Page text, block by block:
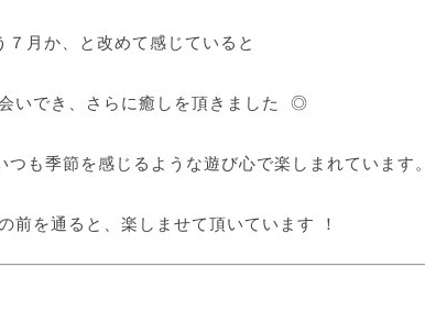
月か、と改めて感じていると
いでき、さらに癒しを頂きました ◎
つも季節を感じるような遊び心で楽しまれています。
前を通ると、楽しませて頂いています ！